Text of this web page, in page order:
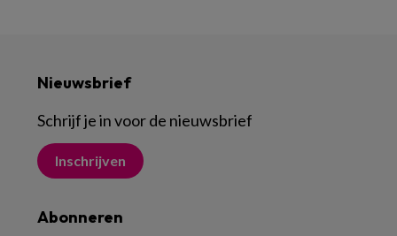
Nieuwsbrief
Schrijf je in voor de nieuwsbrief
Inschrijven
Abonneren